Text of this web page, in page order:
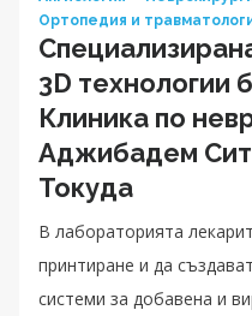
Ортопедия и
3D технологии
Клиника по
Аджибадем
Токуда
В лабораторията
принтиране и да
системи за добавена и